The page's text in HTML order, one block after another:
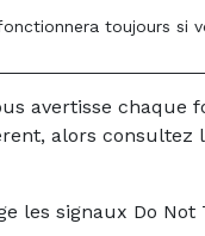
toujours si
avertisse chaque
alors
les signaux Do